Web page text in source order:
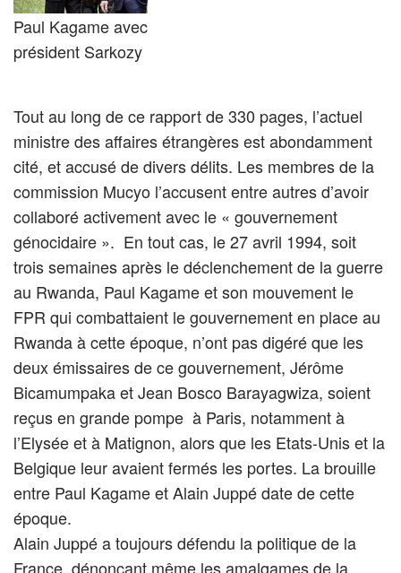
Paul Kagame avec
président Sarkozy
Tout au long de ce rapport de 330 pages, l’actuel
ministre des affaires étrangères est abondamment
cité, et accusé de divers délits. Les membres de la
commission Mucyo l’accusent entre autres d’avoir
collaboré activement avec le « gouvernement
génocidaire ». En tout cas, le 27 avril 1994, soit
trois semaines après le déclenchement de la guerre
au Rwanda, Paul Kagame et son mouvement le
FPR qui combattaient le gouvernement en place au
Rwanda à cette époque, n’ont pas digéré que les
deux émissaires de ce gouvernement, Jérôme
Bicamumpaka et Jean Bosco Barayagwiza, soient
reçus en grande pompe à Paris, notamment à
l’Elysée et à Matignon, alors que les Etats-Unis et la
Belgique leur avaient fermés les portes. La brouille
entre Paul Kagame et Alain Juppé date de cette
époque.
Alain Juppé a toujours défendu la politique de la
France, dénonçant même les amalgames de la